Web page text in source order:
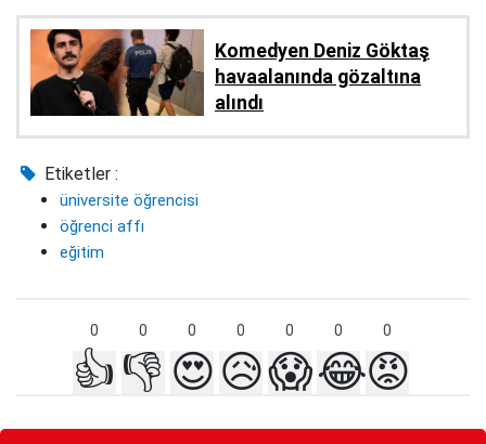
Komedyen Deniz Göktaş
havaalanında gözaltına
alındı
Etiketler :
üniversite öğrencisi
öğrenci affı
eğitim
0 0 0 0 0 0 0
👍 👎 😍😥😱😂😡